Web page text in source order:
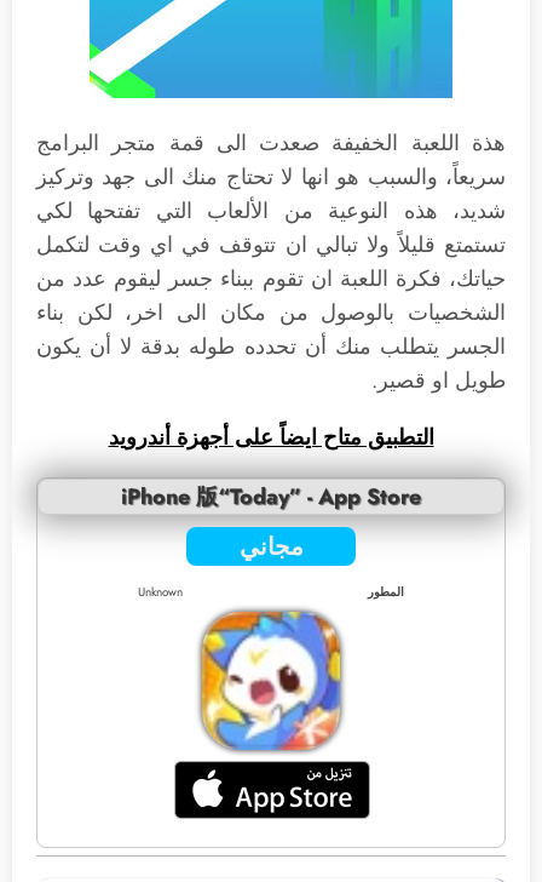
هذة اللعبة الخفيفة صعدت الى قمة متجر البرامج
سريعاً، والسبب هو انها لا تحتاج منك الى جهد وتركيز
شديد، هذه النوعية من الألعاب التي تفتحها لكي
تستمتع قليلاً ولا تبالي ان تتوقف في اي وقت لتكمل
حياتك، فكرة اللعبة ان تقوم ببناء جسر ليقوم عدد من
الشخصيات بالوصول من مكان الى اخر، لكن بناء
الجسر يتطلب منك أن تحدده طوله بدقة لا أن يكون
طويل او قصير.
التطبيق متاح ايضاً على أجهزة أندرويد
iPhone 版“Today” - App Store
مجاني
المطور Unknown